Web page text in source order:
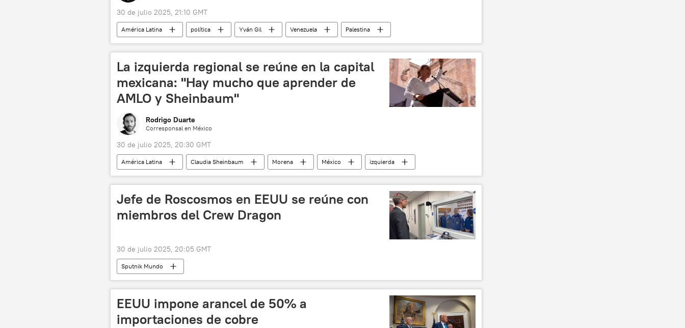
30 de julio 2025, 21:10 GMT
América Latina política Yván Gil Venezuela
Palestina
Sputnik (medio de comunicación)
La izquierda regional se reúne en la capital
mexicana: "Hay mucho que aprender de
AMLO y Sheinbaum"
Rodrigo Duarte
Corresponsal en México
30 de julio 2025, 20:30 GMT
América Latina Claudia Sheinbaum Morena México
izquierda
Andrés Manuel López Obrador
política
Movimiento de Regeneración Nacional (Morena)
Jefe de Roscosmos en EEUU se reúne con
miembros del Crew Dragon
30 de julio 2025, 20:05 GMT
Sputnik Mundo
EEUU impone arancel de 50% a
importaciones de cobre